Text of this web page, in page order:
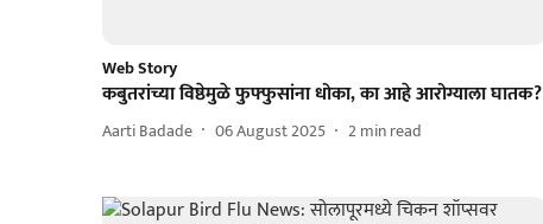
Web Story
कबुतरांच्या विष्ठेमुळे फुफ्फुसांना धोका, का आहे आरोग्याला घातक?
Aarti Badade 06 August 2025 2min read